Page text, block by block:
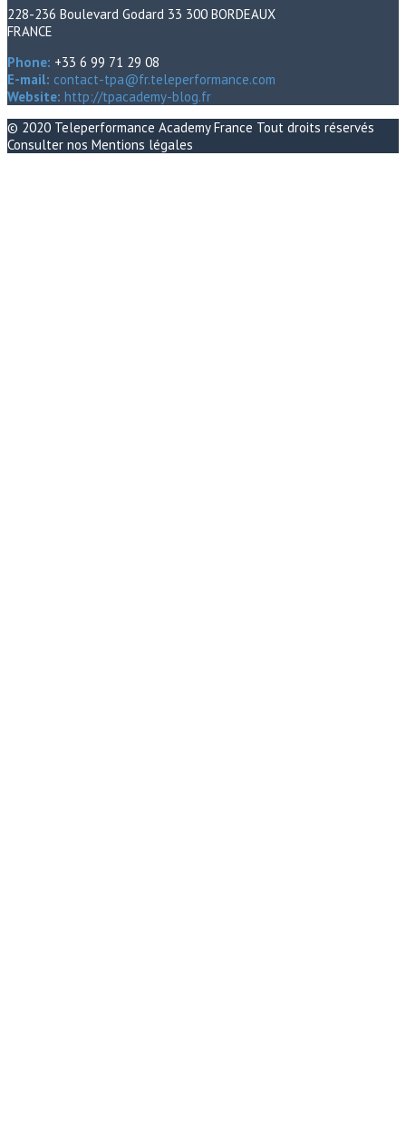
228-236 Boulevard Godard 33 300 BORDEAUX
FRANCE
Phone: +33 6 99 71 29 08
E-mail: contact-tpa@fr.teleperformance.com
Website: http://tpacademy-blog.fr
© 2020 Teleperformance Academy France Tout droits réservés
Consulter nos Mentions légales